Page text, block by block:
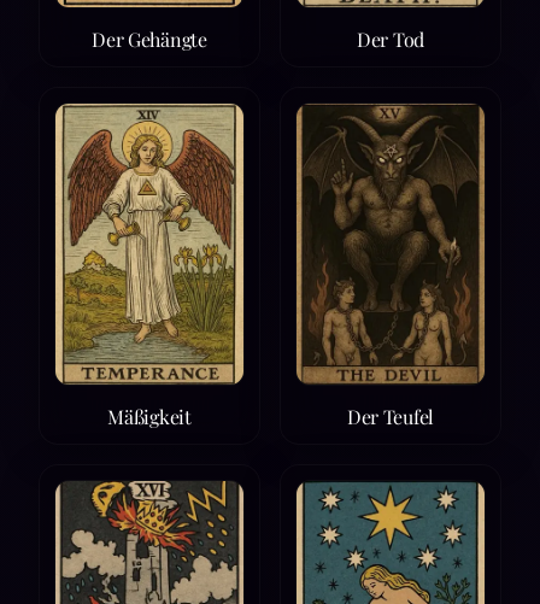
Der Gehängte Der Tod
Mäßigkeit Der Teufel